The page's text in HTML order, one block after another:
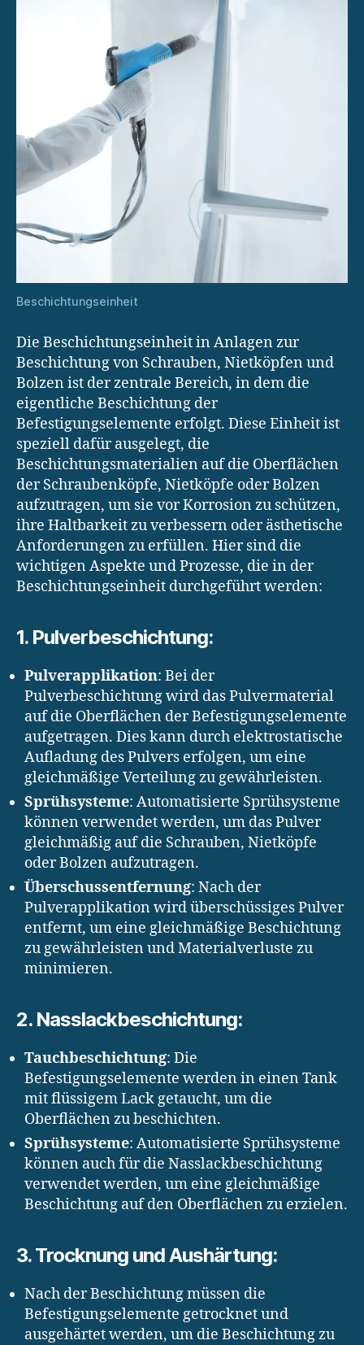
Beschichtungseinheit
Die Beschichtungseinheit in Anlagen zur
Beschichtung von Schrauben, Nietköpfen und
Bolzen ist der zentrale Bereich, in dem die
eigentliche Beschichtung der
Befestigungselemente erfolgt. Diese Einheit ist
speziell dafür ausgelegt, die
Beschichtungsmaterialien auf die Oberflächen
der Schraubenköpfe, Nietköpfe oder Bolzen
aufzutragen, um sie vor Korrosion zu schützen,
ihre Haltbarkeit zu verbessern oder ästhetische
Anforderungen zu erfüllen. Hier sind die
wichtigen Aspekte und Prozesse, die in der
Beschichtungseinheit durchgeführt werden:
1. Pulverbeschichtung:
Pulverapplikation: Bei der
Pulverbeschichtung wird das Pulvermaterial
auf die Oberflächen der Befestigungselemente
aufgetragen. Dies kann durch elektrostatische
Aufladung des Pulvers erfolgen, um eine
gleichmäßige Verteilung zu gewährleisten.
Sprühsysteme: Automatisierte Sprühsysteme
können verwendet werden, um das Pulver
gleichmäßig auf die Schrauben, Nietköpfe
oder Bolzen aufzutragen.
Überschussentfernung: Nach der
Pulverapplikation wird überschüssiges Pulver
entfernt, um eine gleichmäßige Beschichtung
zu gewährleisten und Materialverluste zu
minimieren.
2. Nasslackbeschichtung:
Tauchbeschichtung: Die
Befestigungselemente werden in einen Tank
mit flüssigem Lack getaucht, um die
Oberflächen zu beschichten.
Sprühsysteme: Automatisierte Sprühsysteme
können auch für die Nasslackbeschichtung
verwendet werden, um eine gleichmäßige
Beschichtung auf den Oberflächen zu erzielen.
3. Trocknung und Aushärtung:
Nach der Beschichtung müssen die
Befestigungselemente getrocknet und
ausgehärtet werden, um die Beschichtung zu